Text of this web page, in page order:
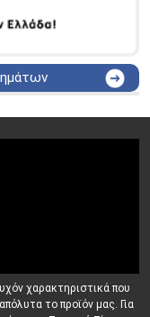
28 &
χαρακτηριστικά που
το προϊόν μας. Για